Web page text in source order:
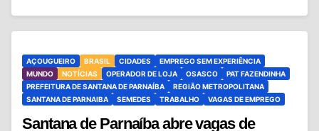
AÇOUGUEIRO BRASIL CIDADES
EMPREGO SEM EXPERIÊNCIA
MUNDO
NOTÍCIAS OPERADOR DE LOJA OSASCO
PAT FAZENDINHA
PREFEITURA DE SANTANA DE PARNAÍBA
REGIÃO METROPOLITANA
SANTANA DE PARNAIBA
SEMEDES TRABALHO VAGAS DE EMPREGO
Santana de Parnaíba abre vagas de